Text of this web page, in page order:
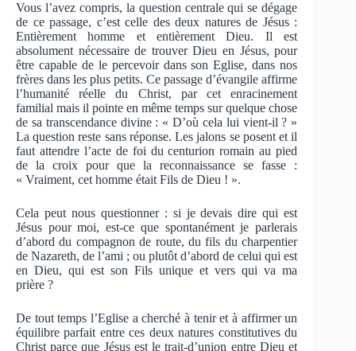
Vous l’avez compris, la question centrale qui se dégage
de ce passage, c’est celle des deux natures de Jésus :
Entièrement homme et entièrement Dieu. Il est
absolument nécessaire de trouver Dieu en Jésus, pour
être capable de le percevoir dans son Eglise, dans nos
frères dans les plus petits. Ce passage d’évangile affirme
l’humanité réelle du Christ, par cet enracinement
familial mais il pointe en même temps sur quelque chose
de sa transcendance divine : « D’où cela lui vient-il ? »
La question reste sans réponse. Les jalons se posent et il
faut attendre l’acte de foi du centurion romain au pied
de la croix pour que la reconnaissance se fasse :
« Vraiment, cet homme était Fils de Dieu ! ».
Cela peut nous questionner : si je devais dire qui est
Jésus pour moi, est-ce que spontanément je parlerais
d’abord du compagnon de route, du fils du charpentier
de Nazareth, de l’ami ; ou plutôt d’abord de celui qui est
en Dieu, qui est son Fils unique et vers qui va ma
prière ?
De tout temps l’Eglise a cherché à tenir et à affirmer un
équilibre parfait entre ces deux natures constitutives du
Christ parce que Jésus est le trait-d’union entre Dieu et